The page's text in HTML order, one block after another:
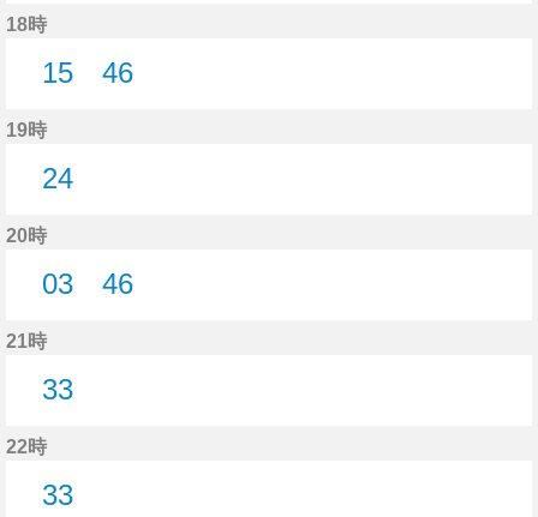
18時
15
46
19時
24
20時
03
46
21時
33
22時
33